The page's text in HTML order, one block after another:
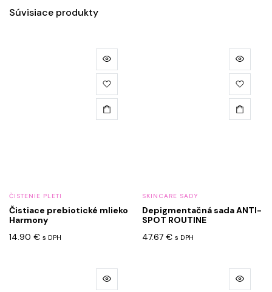
Súvisiace produkty
ČISTENIE PLETI
Čistiace prebiotické mlieko
Harmony
14.90 € s DPH
SKINCARE SADY
Depigmentačná sada ANTI-
SPOT ROUTINE
47.67 € s DPH